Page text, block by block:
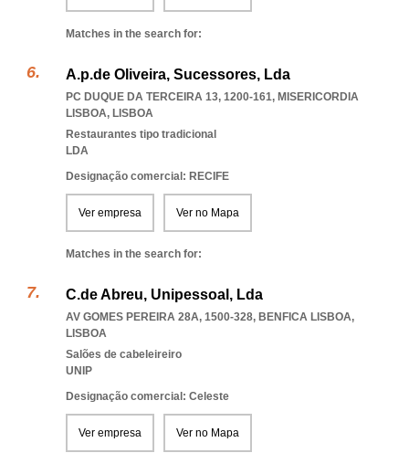
Matches in the search for:
A.p.de Oliveira, Sucessores, Lda
PC DUQUE DA TERCEIRA 13, 1200-161, MISERICORDIA
LISBOA, LISBOA
Restaurantes tipo tradicional
LDA
Designação comercial: RECIFE
Ver empresa Ver no Mapa
Matches in the search for:
C.de Abreu, Unipessoal, Lda
AV GOMES PEREIRA 28A, 1500-328, BENFICA LISBOA,
LISBOA
Salões de cabeleireiro
UNIP
Designação comercial: Celeste
Ver empresa Ver no Mapa